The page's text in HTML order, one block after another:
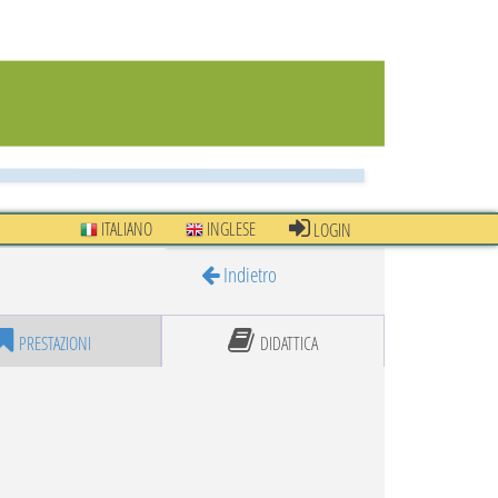
ITALIANO INGLESE
LOGIN
Indietro
PRESTAZIONI DIDATTICA